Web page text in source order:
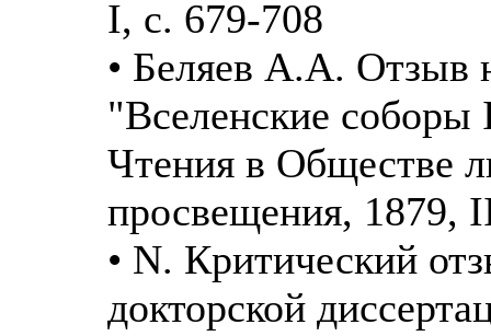
I, с. 679-708
• Беляев А.А. Отзыв
"Вселенские
Чтения в Обществе
просвещения, 1879,
• N. Критический
докторской